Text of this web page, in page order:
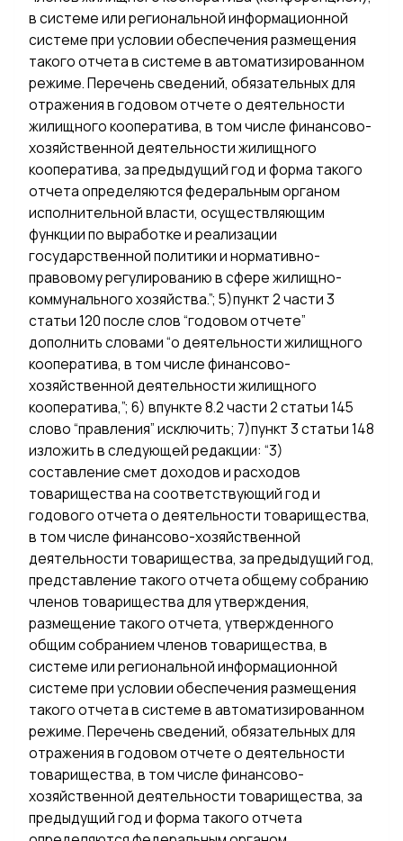
в системе или региональной информационной
системе при условии обеспечения размещения
такого отчета в системе в автоматизированном
режиме. Перечень сведений, обязательных для
отражения в годовом отчете о деятельности
жилищного кооператива, в том числе финансово-
хозяйственной деятельности жилищного
кооператива, за предыдущий год и форма такого
отчета определяются федеральным органом
исполнительной власти, осуществляющим
функции по выработке и реализации
государственной политики и нормативно-
правовому регулированию в сфере жилищно-
коммунального хозяйства.”; 5)пункт 2 части 3
статьи 120 после слов “годовом отчете”
дополнить словами “о деятельности жилищного
кооператива, в том числе финансово-
хозяйственной деятельности жилищного
кооператива,”; 6) впункте 8.2 части 2 статьи 145
слово “правления” исключить; 7)пункт 3 статьи 148
изложить в следующей редакции: “3)
составление смет доходов и расходов
товарищества на соответствующий год и
годового отчета о деятельности товарищества,
в том числе финансово-хозяйственной
деятельности товарищества, за предыдущий год,
представление такого отчета общему собранию
членов товарищества для утверждения,
размещение такого отчета, утвержденного
общим собранием членов товарищества, в
системе или региональной информационной
системе при условии обеспечения размещения
такого отчета в системе в автоматизированном
режиме. Перечень сведений, обязательных для
отражения в годовом отчете о деятельности
товарищества, в том числе финансово-
хозяйственной деятельности товарищества, за
предыдущий год и форма такого отчета